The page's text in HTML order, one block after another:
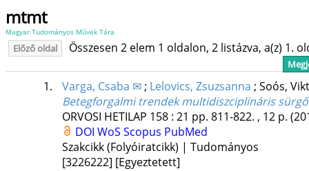
mtmt
Magyar Tudományos Művek Tára
Előző oldal Összesen 2 elem 1 oldalon, 2 listázva, a(z) 1.
1. Varga, Csaba ✉; Lelovics, Zsuzsanna ; Soós,
Betegforgalmi trendek multidiszciplináris
ORVOSI HETILAP 158: 21 pp. 811-822. , 12 p.
DOI WoS Scopus PubMed
Szakcikk (Folyóiratcikk) | Tudományos
[3226222] [Egyeztetett]